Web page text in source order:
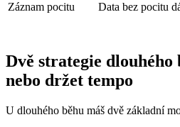
Záznam pocitu
Data bez pocitu
Dvě strategie dlouhého
nebo držet tempo
U dlouhého běhu máš dvě základní